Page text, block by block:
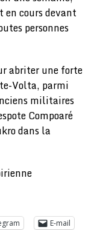
en cours devant
personnes
abriter une forte
Volta, parmi
militaires
Compoaré
dans la
E-mail